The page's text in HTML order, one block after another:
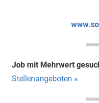
Job mit Mehrwert
Stellenangeboten »